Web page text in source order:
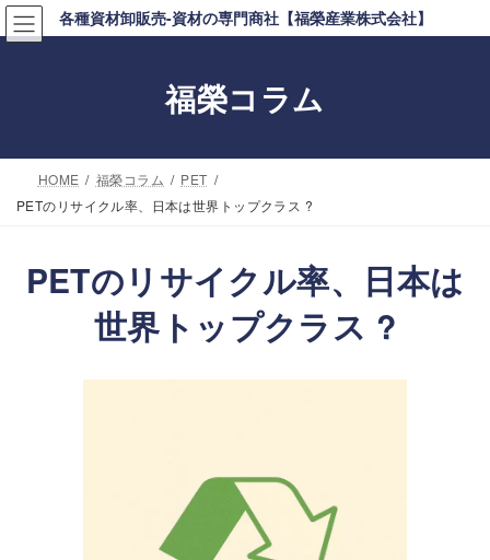
コ
ン
ナ
ビ
各種資材卸販売-資材の専門商社【福榮産業株式会社】
福榮コラム
HOME 福榮コラム
PET
PETのリサイクル率、日本は世界トップクラス ?
PETのリサイクル率、日本は
世界トップクラス ?